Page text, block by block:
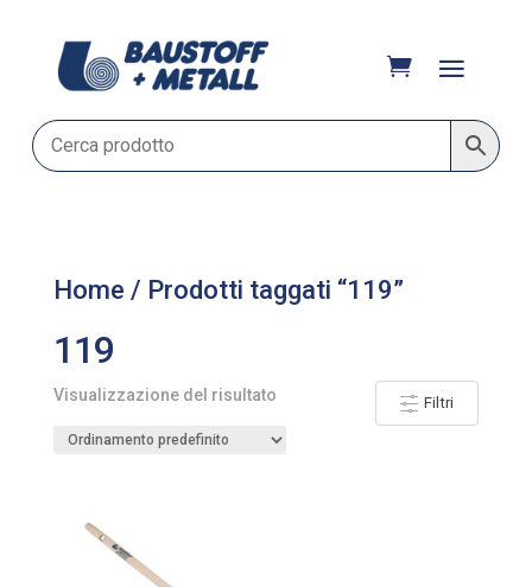
Home / Prodotti taggati “119”
119
Filtri
Visualizzazione del risultato